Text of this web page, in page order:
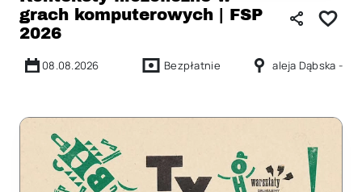
grach komputerowych | FSP
2026
08.08.2026 Bezpłatnie aleja Dąbska -